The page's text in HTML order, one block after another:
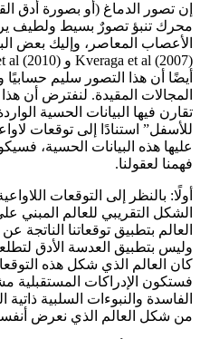
إن تصور الدماغ (أو بصورة أدق
محرك تنبؤ تصورٌ بسيط ولطيف
الأعصاب المعاصر، وإليك بعض
أيضًا أن هذا التصور سليم
المجالات المقيدة. لنفترض أن
تقارن فيها البيانات الحسية
للأسفل” استنادًا إلى توقعات
عليها هذه البيانات الحسية،
فهمنا لعقولنا.
أولًا: بالنظر إلى التوقعات
الشكل التقريبي للعالم المبني
العالم بتطبيق توقعاتنا الناتجة
وليس بتطبيق العدسة الأدق
كان العالم الذي شكل هذه
فستكون الإدراكات المستقبلية
الفاسدة والنبوءات السلبية ذاتية
من شكل العالم الذي نعرض